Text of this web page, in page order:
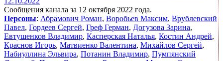
Сообщения канала за 12 октября 2022 года.
Персоны: Абрамович Роман, Воробьев Максим, Врублевский
Павел, Гордеев Сергей, Греф Герман, Догузова Зарина,
Евтушенков Владимир, Касперская Наталья, Костин Андрей,
Краснов Игорь, Матвиенко Валентина, Михайлов Сергей,
Набиуллина Эльвира, Потанин Владимир, Пумпянский